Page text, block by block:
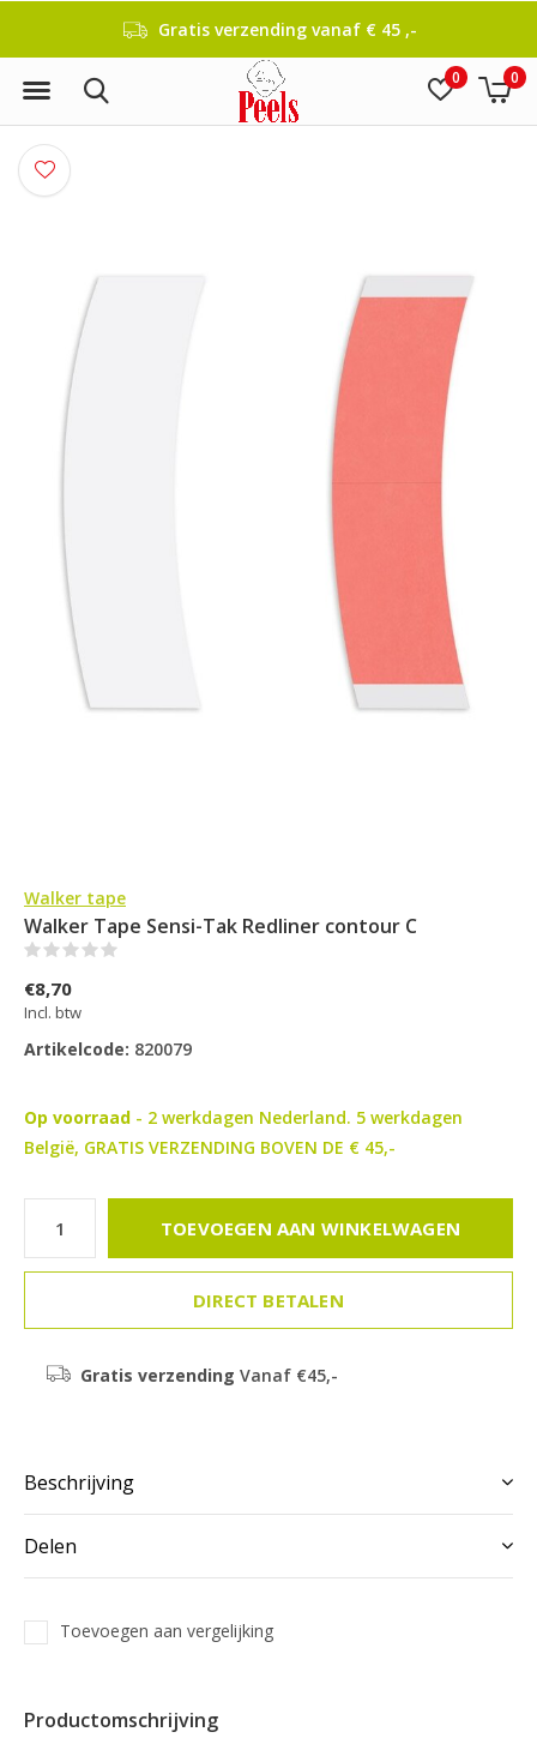
0 0
Gratis verzending vanaf € 45 ,-
Walker tape
Walker Tape Sensi-Tak Redliner contour C
€8,70
Incl. btw
Artikelcode: 820079
Op voorraad - 2 werkdagen Nederland. 5 werkdagen
België, GRATIS VERZENDING BOVEN DE € 45,-
TOEVOEGEN AAN WINKELWAGEN
DIRECT BETALEN
Gratis verzending Vanaf €45,-
Beschrijving
Delen
Toevoegen aan vergelijking
Productomschrijving